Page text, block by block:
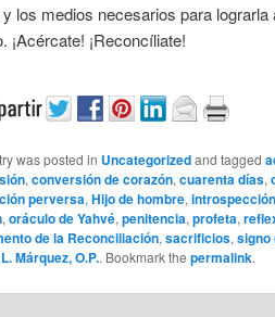
los medios necesarios para
¡Acércate! ¡Reconcíliate!
was posted in Uncategorizedand tagged
, conversión de corazón, cuarenta días,
perversa, Hijo de hombre, introspección
, oráculo de Yahvé, penitencia, profeta,
de la Reconciliación, sacrificios, signo
Márquez, O.P.. Bookmark the permalink.